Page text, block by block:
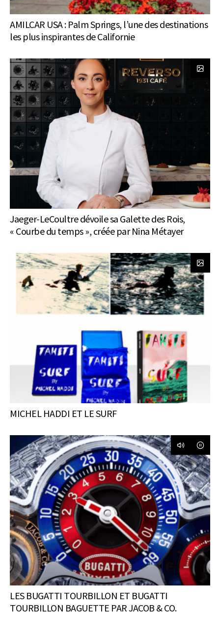
AMILCAR USA : Palm Springs, l’une des destinations
les plus inspirantes de Californie
Jaeger-LeCoultre dévoile sa Galette des Rois,
« Courbe du temps », créée par Nina Métayer
MICHEL HADDI ET LE SURF
LES BUGATTI TOURBILLON ET BUGATTI
TOURBILLON BAGUETTE PAR JACOB & CO.